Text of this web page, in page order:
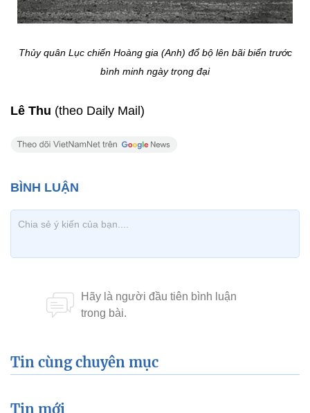
Thủy quân Lục chiến Hoàng gia (Anh) đổ bộ lên bãi biển trước
bình minh ngày trọng đại
Lê Thu (theo Daily Mail)
Tin cùng chuyên mục
Tin mới